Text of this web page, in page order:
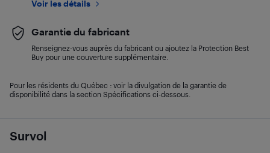
Survol
Voir les détails
Garantie du fabricant
Renseignez-vous auprès du fabricant ou ajoutez la Protection Best
Buy pour une couverture supplémentaire.
Pour les résidents du Québec : voir la divulgation de la garantie de
disponibilité dans la section Spécifications ci-dessous.